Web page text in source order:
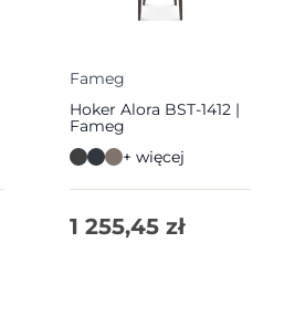
Fameg
Hoker Alora BST-1412 |
Fameg
+ więcej
1 255,45 zł